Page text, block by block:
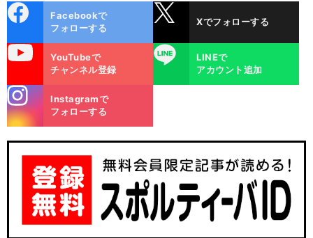
ok
Facebookで
フォローする
Xでフォローする
YouTubeで
チャンネル登録
LINE
LINEで
アカウント追加
m
Instagramで
フォローする